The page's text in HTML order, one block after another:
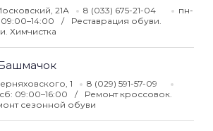
21А 8 (033) 675-21-04
пн-
Реставрация обуви.
Химчистка
1
8 (029) 591-57-09
09:00–16:00
Ремонт кроссовок.
сезонной обуви